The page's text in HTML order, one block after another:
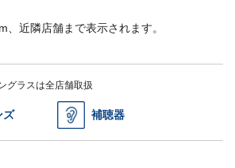
グラスは全店舗取扱
ズ 補聴器
近隣店舗まで表示されます。